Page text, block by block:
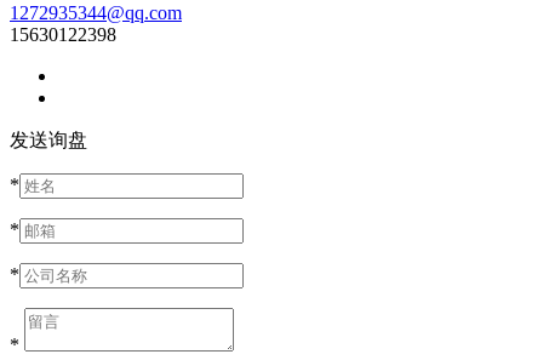
1272935344@qq.com
15630122398
发送询盘
*
*
*
*